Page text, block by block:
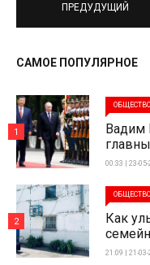
ПРЕДУДУЩИЙ
САМОЕ ПОПУЛЯРНОЕ
ОБЩЕСТВО
Вадим
00:33 | 23-
1
ОБЩЕСТВО
Как
21:09 | 21-
2